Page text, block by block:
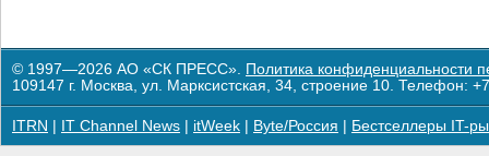
© 1997—2026 АО «СК ПРЕСС». Политика конфиденциальности
109147 г. Москва, ул. Марксистская, 34, строение 10. Телефон:
ITRN IT Channel News itWeek Byte/Россия Бестселлеры IT-